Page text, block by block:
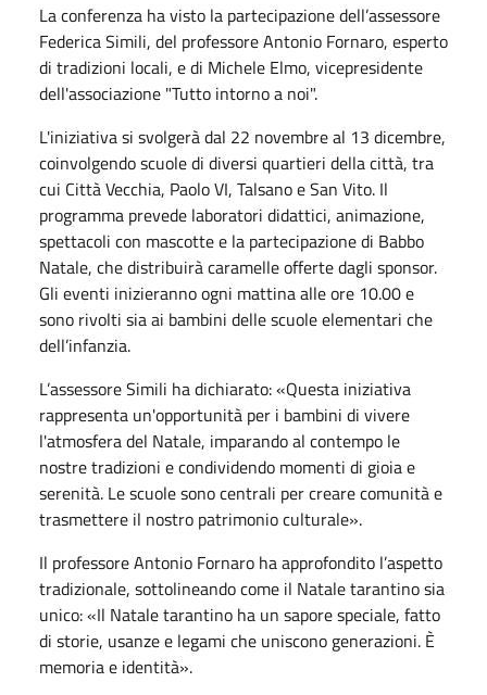
La conferenza ha visto la partecipazione dell’assessore
Federica Simili, del professore Antonio Fornaro, esperto
di tradizioni locali, e di Michele Elmo, vicepresidente
dell'associazione "Tutto intorno a noi".
L'iniziativa si svolgerà dal 22 novembre al 13 dicembre,
coinvolgendo scuole di diversi quartieri della città, tra
cui Città Vecchia, Paolo VI, Talsano e San Vito. Il
programma prevede laboratori didattici, animazione,
spettacoli con mascotte e la partecipazione di Babbo
Natale, che distribuirà caramelle offerte dagli sponsor.
Gli eventi inizieranno ogni mattina alle ore 10.00 e
sono rivolti sia ai bambini delle scuole elementari che
dell’infanzia.
L’assessore Simili ha dichiarato: «Questa iniziativa
rappresenta un'opportunità per i bambini di vivere
l'atmosfera del Natale, imparando al contempo le
nostre tradizioni e condividendo momenti di gioia e
serenità. Le scuole sono centrali per creare comunità e
trasmettere il nostro patrimonio culturale».
Il professore Antonio Fornaro ha approfondito l’aspetto
tradizionale, sottolineando come il Natale tarantino sia
unico: «Il Natale tarantino ha un sapore speciale, fatto
di storie, usanze e legami che uniscono generazioni. È
memoria e identità».